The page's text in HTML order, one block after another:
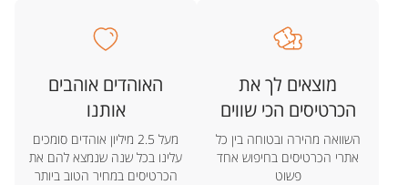
מוצאים לך את
הכרטיסים הכי שווים
השוואה מהירה ובטוחה בין כל
אתרי הכרטיסים בחיפוש אחד
פשוט
האוהדים אוהבים
אותנו
מעל 2.5 מיליון אוהדים סומכים
עלינו בכל שנה שנמצא להם את
הכרטיסים במחיר הטוב ביותר